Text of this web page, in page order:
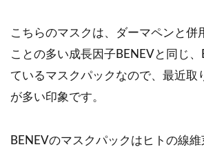
こちらのマスクは、ダーマペンと併
ことの多い成長因子BENEVと同じ
ているマスクパックなので、最近取
が多い印象です。
BENEVのマスクパックはヒトの線